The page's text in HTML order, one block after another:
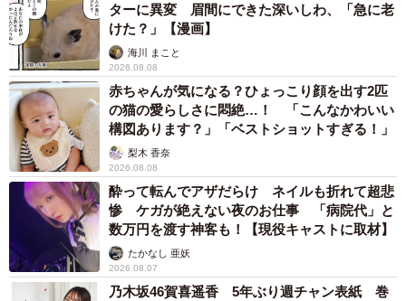
ターに異変 眉間にできた深いしわ、「急に老
けた？」【漫画】
海川 まこと
2026.08.08
赤ちゃんが気になる？ひょっこり顔を出す2匹
の猫の愛らしさに悶絶…！ 「こんなかわいい
構図あります？」「ベストショットすぎる！」
梨木 香奈
2026.08.08
酔って転んでアザだらけ ネイルも折れて超悲
惨 ケガが絶えない夜のお仕事 「病院代」と
数万円を渡す神客も！【現役キャストに取材】
たかなし 亜妖
2026.08.07
乃木坂46賀喜遥香 5年ぶり週チャン表紙 巻